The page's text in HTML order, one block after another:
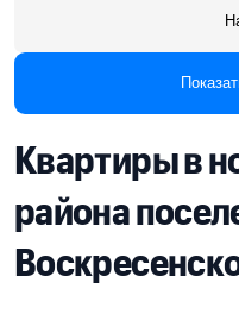
Квартиры в
района